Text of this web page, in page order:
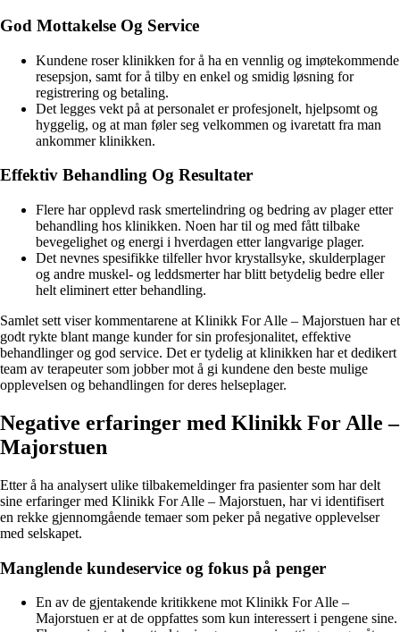
God Mottakelse Og Service
Kundene roser klinikken for å ha en vennlig og imøtekommende
resepsjon, samt for å tilby en enkel og smidig løsning for
registrering og betaling.
Det legges vekt på at personalet er profesjonelt, hjelpsomt og
hyggelig, og at man føler seg velkommen og ivaretatt fra man
ankommer klinikken.
Effektiv Behandling Og Resultater
Flere har opplevd rask smertelindring og bedring av plager etter
behandling hos klinikken. Noen har til og med fått tilbake
bevegelighet og energi i hverdagen etter langvarige plager.
Det nevnes spesifikke tilfeller hvor krystallsyke, skulderplager
og andre muskel- og leddsmerter har blitt betydelig bedre eller
helt eliminert etter behandling.
Samlet sett viser kommentarene at Klinikk For Alle – Majorstuen har et
godt rykte blant mange kunder for sin profesjonalitet, effektive
behandlinger og god service. Det er tydelig at klinikken har et dedikert
team av terapeuter som jobber mot å gi kundene den beste mulige
opplevelsen og behandlingen for deres helseplager.
Negative erfaringer med Klinikk For Alle –
Majorstuen
Etter å ha analysert ulike tilbakemeldinger fra pasienter som har delt
sine erfaringer med Klinikk For Alle – Majorstuen, har vi identifisert
en rekke gjennomgående temaer som peker på negative opplevelser
med selskapet.
Manglende kundeservice og fokus på penger
En av de gjentakende kritikkene mot Klinikk For Alle –
Majorstuen er at de oppfattes som kun interessert i pengene sine.